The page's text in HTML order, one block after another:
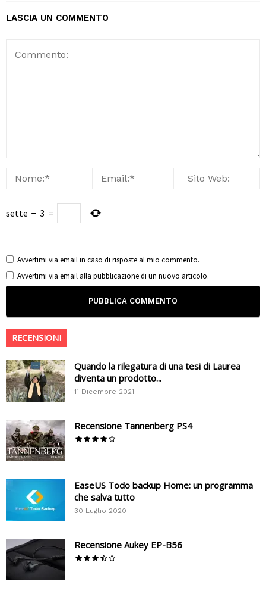
LASCIA UN COMMENTO
sette − 3 =
Avvertimi via email in caso di risposte al mio commento.
Avvertimi via email alla pubblicazione di un nuovo articolo.
RECENSIONI
Quando la rilegatura di una tesi di Laurea
diventa un prodotto...
11 Dicembre 2021
Recensione Tannenberg PS4
EaseUS Todo backup Home: un programma
che salva tutto
30 Luglio 2020
Recensione Aukey EP-B56